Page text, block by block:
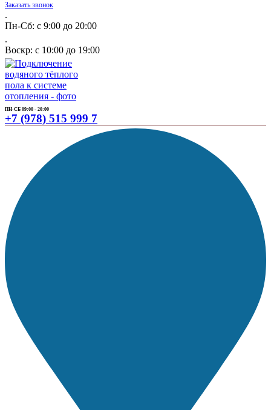
Заказать звонок
.
Пн-Сб: с 9:00 до 20:00
.
Воскр: с 10:00 до 19:00
ПН-СБ 09:00 - 20:00
+7 (978) 515 999 7